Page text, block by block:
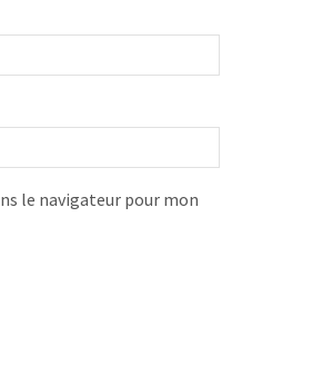
le navigateur pour mon